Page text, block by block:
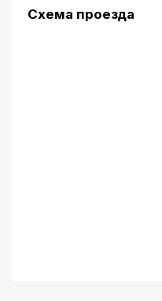
Схема проезда